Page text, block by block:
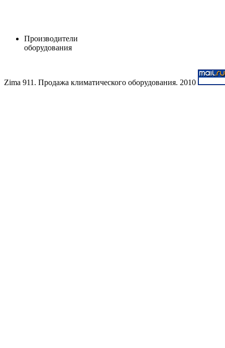
Производители
оборудования
Zima 911. Продажа климатического оборудования. 2010